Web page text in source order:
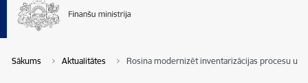
Sākums Aktualitātes Rosina modernizēt inventarizācijas procesu un